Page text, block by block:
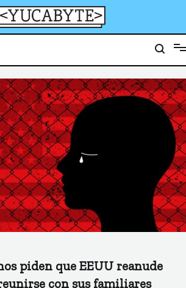
piden que EEUU reanude
con sus familiares